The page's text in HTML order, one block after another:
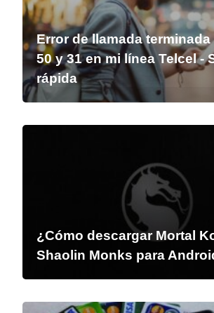
Error de llamada terminada
50 y 31 en mi línea Telcel -
rápida
¿Cómo descargar Mortal
Shaolin Monks para